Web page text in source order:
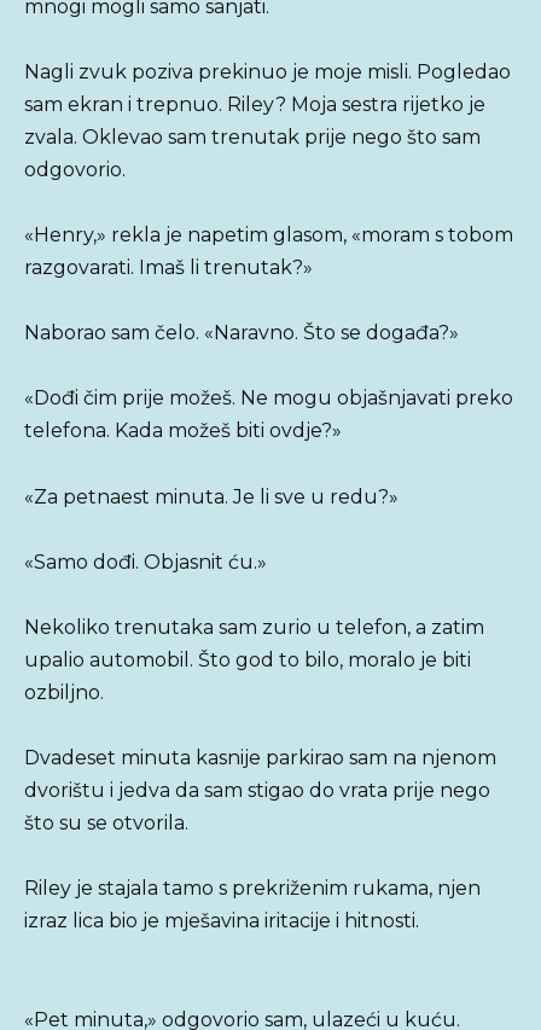
mnogi mogli samo sanjati.
Nagli zvuk poziva prekinuo je moje misli. Pogledao
sam ekran i trepnuo. Riley? Moja sestra rijetko je
zvala. Oklevao sam trenutak prije nego što sam
odgovorio.
«Henry,» rekla je napetim glasom, «moram s tobom
razgovarati. Imaš li trenutak?»
Naborao sam čelo. «Naravno. Što se događa?»
«Dođi čim prije možeš. Ne mogu objašnjavati preko
telefona. Kada možeš biti ovdje?»
«Za petnaest minuta. Je li sve u redu?»
«Samo dođi. Objasnit ću.»
Nekoliko trenutaka sam zurio u telefon, a zatim
upalio automobil. Što god to bilo, moralo je biti
ozbiljno.
Dvadeset minuta kasnije parkirao sam na njenom
dvorištu i jedva da sam stigao do vrata prije nego
što su se otvorila.
Riley je stajala tamo s prekriženim rukama, njen
izraz lica bio je mješavina iritacije i hitnosti.
«Pet minuta,» odgovorio sam, ulazeći u kuću.